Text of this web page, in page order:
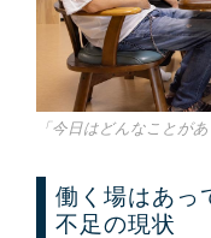
「今日はどんなことが
働く場はあっ
不足の現状